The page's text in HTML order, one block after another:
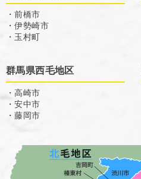
・前橋市
・伊勢崎市
・玉村町
群馬県西毛地区
・高崎市
・安中市
・藤岡市